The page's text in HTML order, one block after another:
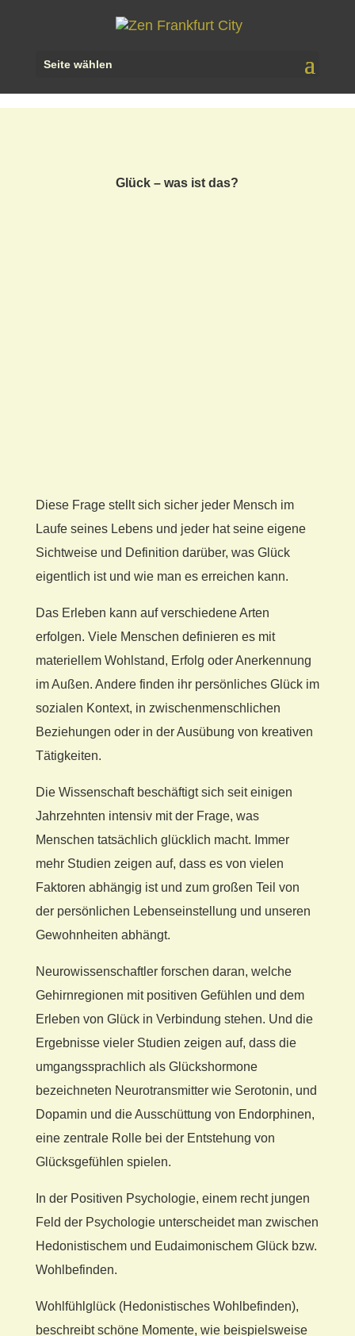
Seite wählen
Glück – was ist das?
Diese Frage stellt sich sicher jeder Mensch im
Laufe seines Lebens und jeder hat seine eigene
Sichtweise und Definition darüber, was Glück
eigentlich ist und wie man es erreichen kann.
Das Erleben kann auf verschiedene Arten
erfolgen. Viele Menschen definieren es mit
materiellem Wohlstand, Erfolg oder Anerkennung
im Außen. Andere finden ihr persönliches Glück im
sozialen Kontext, in zwischenmenschlichen
Beziehungen oder in der Ausübung von kreativen
Tätigkeiten.
Die Wissenschaft beschäftigt sich seit einigen
Jahrzehnten intensiv mit der Frage, was
Menschen tatsächlich glücklich macht. Immer
mehr Studien zeigen auf, dass es von vielen
Faktoren abhängig ist und zum großen Teil von
der persönlichen Lebenseinstellung und unseren
Gewohnheiten abhängt.
Neurowissenschaftler forschen daran, welche
Gehirnregionen mit positiven Gefühlen und dem
Erleben von Glück in Verbindung stehen. Und die
Ergebnisse vieler Studien zeigen auf, dass die
umgangssprachlich als Glückshormone
bezeichneten Neurotransmitter wie Serotonin, und
Dopamin und die Ausschüttung von Endorphinen,
eine zentrale Rolle bei der Entstehung von
Glücksgefühlen spielen.
In der Positiven Psychologie, einem recht jungen
Feld der Psychologie unterscheidet man zwischen
Hedonistischem und Eudaimonischem Glück bzw.
Wohlbefinden.
Wohlfühlglück (Hedonistisches Wohlbefinden),
beschreibt schöne Momente, wie beispielsweise